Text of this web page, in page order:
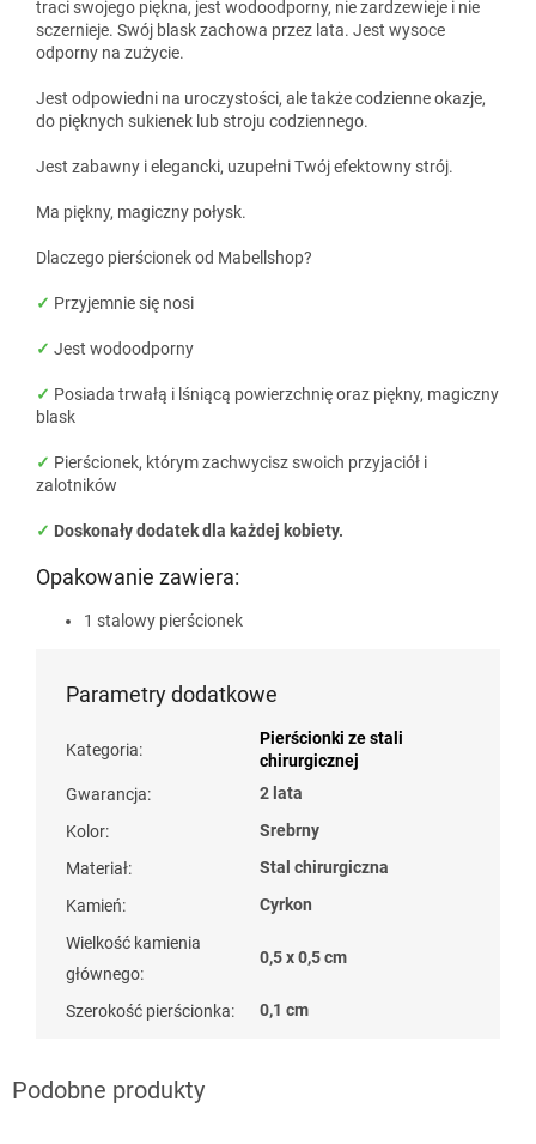
traci swojego piękna, jest wodoodporny, nie zardzewieje i nie
sczernieje. Swój blask zachowa przez lata. Jest wysoce
odporny na zużycie.
Jest odpowiedni na uroczystości, ale także codzienne okazje,
do pięknych sukienek lub stroju codziennego.
Jest zabawny i elegancki, uzupełni Twój efektowny strój.
Ma piękny, magiczny połysk.
Dlaczego pierścionek od Mabellshop?
✓ Przyjemnie się nosi
✓ Jest wodoodporny
✓ Posiada trwałą i lśniącą powierzchnię oraz piękny, magiczny
blask
✓ Pierścionek, którym zachwycisz swoich przyjaciół i
zalotników
✓ Doskonały dodatek dla każdej kobiety.
Opakowanie zawiera:
1 stalowy pierścionek
Parametry dodatkowe
Kategoria:
Pierścionki ze stali
chirurgicznej
Gwarancja:
2 lata
Kolor:
Srebrny
Materiał:
Stal chirurgiczna
Kamień:
Cyrkon
Wielkość kamienia
głównego:
0,5 x 0,5 cm
Szerokość pierścionka: 0,1 cm